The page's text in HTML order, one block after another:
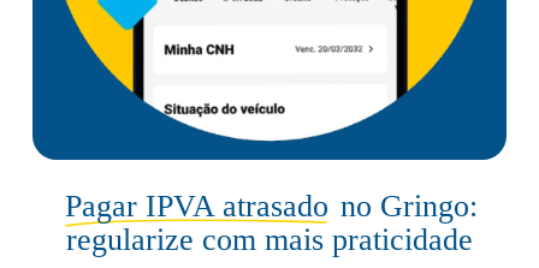
Pagar IPVA atrasado no Gringo:
regularize com mais praticidade